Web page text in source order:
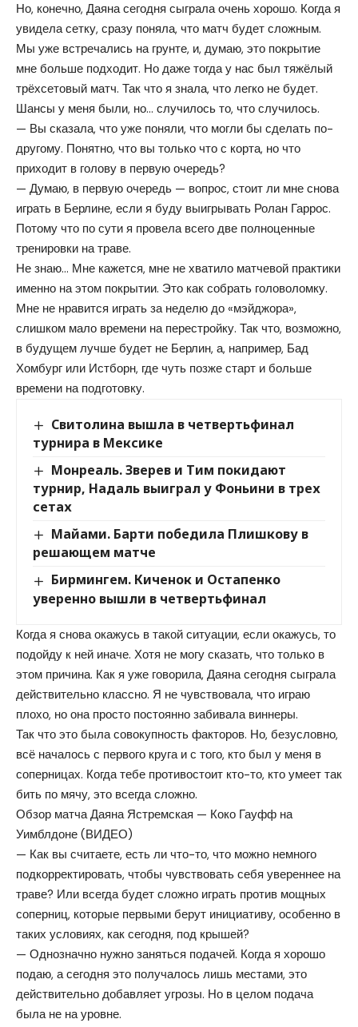
Но, конечно, Даяна сегодня сыграла очень хорошо. Когда я
увидела сетку, сразу поняла, что матч будет сложным.
Мы уже встречались на грунте, и, думаю, это покрытие
мне больше подходит. Но даже тогда у нас был тяжёлый
трёхсетовый матч. Так что я знала, что легко не будет.
Шансы у меня были, но… случилось то, что случилось.
— Вы сказала, что уже поняли, что могли бы сделать по-
другому. Понятно, что вы только что с корта, но что
приходит в голову в первую очередь?
— Думаю, в первую очередь — вопрос, стоит ли мне снова
играть в Берлине, если я буду выигрывать Ролан Гаррос.
Потому что по сути я провела всего две полноценные
тренировки на траве.
Не знаю… Мне кажется, мне не хватило матчевой практики
именно на этом покрытии. Это как собрать головоломку.
Мне не нравится играть за неделю до «мэйджора»,
слишком мало времени на перестройку. Так что, возможно,
в будущем лучше будет не Берлин, а, например, Бад
Хомбург или Истборн, где чуть позже старт и больше
времени на подготовку.
Свитолина вышла в четвертьфинал
турнира в Мексике
Монреаль. Зверев и Тим покидают
турнир, Надаль выиграл у Фоньини в трех
сетах
Майами. Барти победила Плишкову в
решающем матче
Бирмингем. Киченок и Остапенко
уверенно вышли в четвертьфинал
Когда я снова окажусь в такой ситуации, если окажусь, то
подойду к ней иначе. Хотя не могу сказать, что только в
этом причина. Как я уже говорила, Даяна сегодня сыграла
действительно классно. Я не чувствовала, что играю
плохо, но она просто постоянно забивала виннеры.
Так что это была совокупность факторов. Но, безусловно,
всё началось с первого круга и с того, кто был у меня в
соперницах. Когда тебе противостоит кто-то, кто умеет так
бить по мячу, это всегда сложно.
Обзор матча Даяна Ястремская — Коко Гауфф на
Уимблдоне (ВИДЕО)
— Как вы считаете, есть ли что-то, что можно немного
подкорректировать, чтобы чувствовать себя увереннее на
траве? Или всегда будет сложно играть против мощных
соперниц, которые первыми берут инициативу, особенно в
таких условиях, как сегодня, под крышей?
— Однозначно нужно заняться подачей. Когда я хорошо
подаю, а сегодня это получалось лишь местами, это
действительно добавляет угрозы. Но в целом подача
была не на уровне.